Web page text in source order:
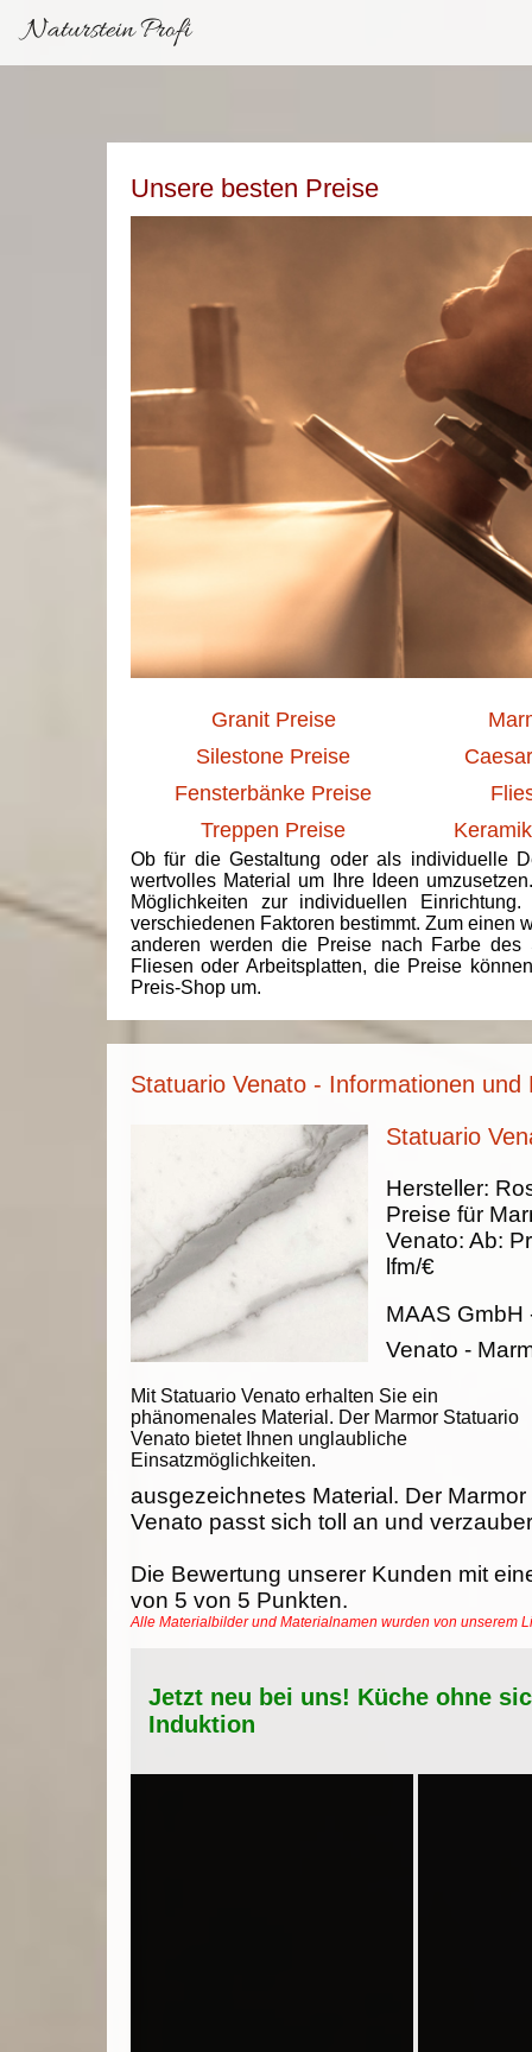
Naturstein Profi
Unsere besten Preise
Granit Preise
Silestone Preise
Fensterbänke Preise
Treppen Preise
Ob für die Gestaltung oder als individuelle
wertvolles Material um Ihre Ideen
Möglichkeiten zur individuellen
verschiedenen Faktoren bestimmt. Zum einen
anderen werden die Preise nach Farbe des
Fliesen oder Arbeitsplatten, die Preise
Preis-Shop um.
Statuario Venato - Informationen und
Statuario
Mit Statuario Venato erhalten Sie ein
phänomenales Material. Der Marmor Statuario
Venato bietet Ihnen unglaubliche
Einsatzmöglichkeiten.
Hersteller:
Preise für
Venato: Ab:
lfm/€
MAAS GmbH
Venato -
ausgezeichnetes Material. Der Marmor
Venato passt sich toll an und
Die Bewertung unserer Kunden mit
von 5 von 5 Punkten.
Alle Materialbilder und Materialnamen wurden von unserem
Jetzt neu bei uns! Küche ohne
Induktion